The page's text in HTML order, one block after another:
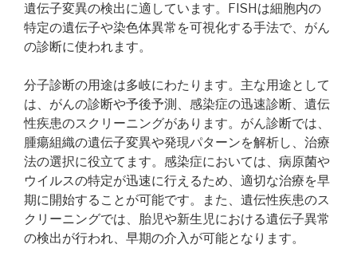
遺伝子変異の検出に適しています。FISHは細胞内の
特定の遺伝子や染色体異常を可視化する手法で、がん
の診断に使われます。
分子診断の用途は多岐にわたります。主な用途として
は、がんの診断や予後予測、感染症の迅速診断、遺伝
性疾患のスクリーニングがあります。がん診断では、
腫瘍組織の遺伝子変異や発現パターンを解析し、治療
法の選択に役立てます。感染症においては、病原菌や
ウイルスの特定が迅速に行えるため、適切な治療を早
期に開始することが可能です。また、遺伝性疾患のス
クリーニングでは、胎児や新生児における遺伝子異常
の検出が行われ、早期の介入が可能となります。